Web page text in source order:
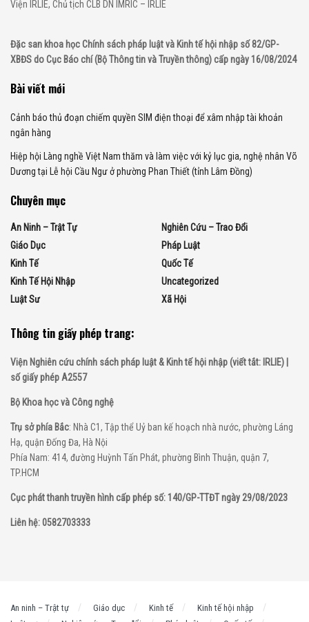
Viện IRLIE, Chủ tịch CLB DN IMRIC – IRLIE
Đặc san khoa học Chính sách pháp luật và Kinh tế hội nhập số 82/GP-
XBĐS do Cục Báo chí (Bộ Thông tin và Truyền thông) cấp ngày 16/08/2024
Bài viết mới
Cảnh báo thủ đoạn chiếm quyền SIM điện thoại để xâm nhập tài khoản
ngân hàng
Hiệp hội Làng nghề Việt Nam thăm và làm việc với kỷ lục gia, nghệ nhân Võ
Dương tại Lễ hội Cầu Ngư ở phường Phan Thiết (tỉnh Lâm Đồng)
Chuyên mục
An Ninh – Trật Tự
Giáo Dục
Kinh Tế
Kinh Tế Hội Nhập
Luật Sư
Nghiên Cứu – Trao Đổi
Pháp Luật
Quốc Tế
Uncategorized
Xã Hội
Thông tin giấy phép trang:
Viện Nghiên cứu chính sách pháp luật & Kinh tế hội nhập (viết tắt: IRLIE) |
số giấy phép A2557
Bộ Khoa học và Công nghệ
Trụ sở phía Bắc: Nhà C1, Tập thể Uỷ ban kế hoạch nhà nước, phường Láng
Hạ, quận Đống Đa, Hà Nội
Phía Nam: 414, đường Huỳnh Tấn Phát, phường Bình Thuận, quận 7,
TP.HCM
Cục phát thanh truyền hình cấp phép số: 140/GP-TTĐT ngày 29/08/2023
Liên hệ: 0582703333
An ninh – Trật tự Giáo dục Kinh tế
Kinh tế hội nhập